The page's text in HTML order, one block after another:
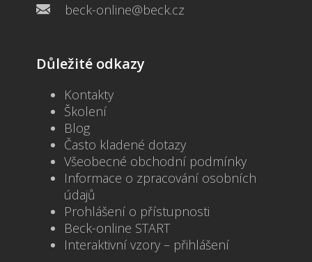
beck-online@beck.cz
Důležité odkazy
Kontakty
Školení
Blog
Často kladené dotazy
Všeobecné obchodní podmínky
Informace o zpracování osobních
údajů
Prohlášení o přístupnosti
Beck-online START
Interaktivní vzory – přihlášení